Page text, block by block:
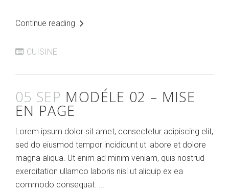
Continue reading
CUISINE
05 SEP MODÉLE 02 – MISE
EN PAGE
Lorem ipsum dolor sit amet, consectetur adipiscing elit,
sed do eiusmod tempor incididunt ut labore et dolore
magna aliqua. Ut enim ad minim veniam, quis nostrud
exercitation ullamco laboris nisi ut aliquip ex ea
commodo consequat. ...